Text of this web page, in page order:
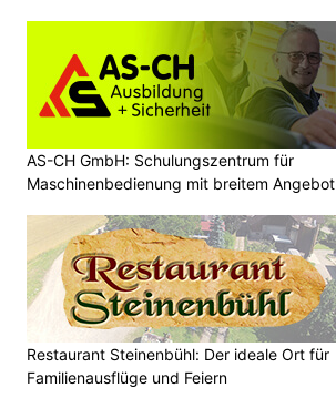
AS-CH GmbH: Schulungszentrum für
Maschinenbedienung mit breitem Angebot
Restaurant Steinenbühl: Der ideale Ort für
Familienausflüge und Feiern